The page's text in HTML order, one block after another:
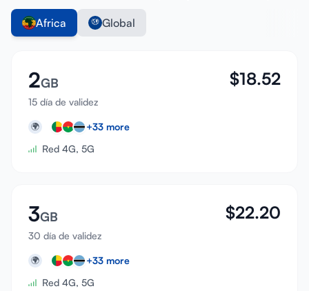
Africa Global
2GB
15 día de validez
$18.52
🌍 +33 more
Red 4G, 5G
3GB
30 día de validez
$22.20
🌍 +33 more
Red 4G, 5G